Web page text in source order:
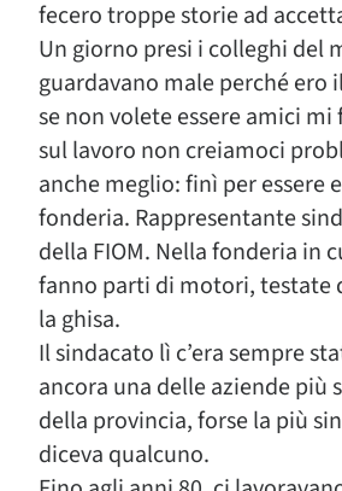
fecero troppe storie ad
Un giorno presi i colleghi del
guardavano male perché ero
se non volete essere amici
sul lavoro non creiamoci
anche meglio: finì per essere
fonderia. Rappresentante
della FIOM. Nella fonderia in
fanno parti di motori, testate
la ghisa.
Il sindacato lì c’era sempre
ancora una delle aziende più
della provincia, forse la più
diceva qualcuno.